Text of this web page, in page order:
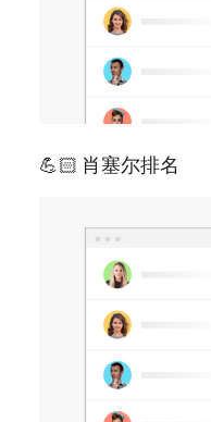
💪🏻 肖塞尔排名